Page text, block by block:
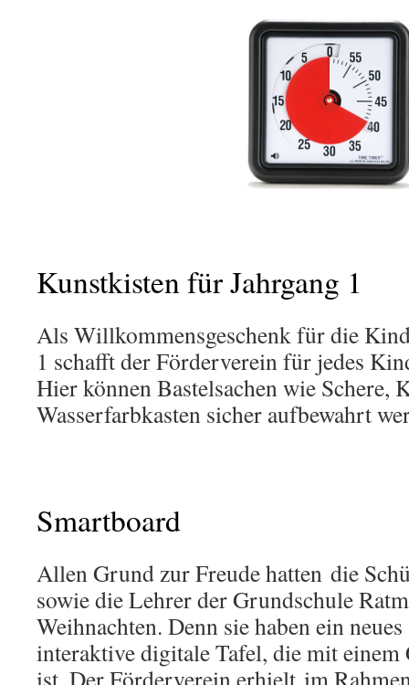
Kunstkisten für Jahrgang 1
Als Willkommensgeschenk für die
1 schafft der Förderverein für jedes
Hier können Bastelsachen wie Schere,
Wasserfarbkasten sicher aufbewahrt
Smartboard
Allen Grund zur Freude hatten die
sowie die Lehrer der Grundschule
Weihnachten. Denn sie haben ein
interaktive digitale Tafel, die mit einem
ist. Der Förderverein erhielt im